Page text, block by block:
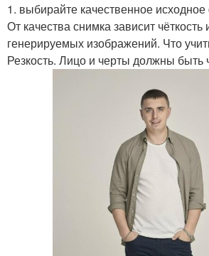
1. выбирайте качественное
От качества снимка зависит чёткость
генерируемых изображений. Что
Резкость. Лицо и черты должны быть